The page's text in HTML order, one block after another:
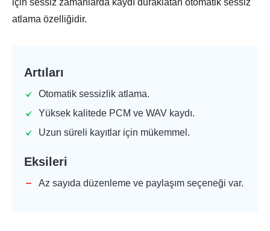
için sessiz zamanlarda kaydı duraklatan otomatik sessiz
atlama özelliğidir.
Artıları
Otomatik sessizlik atlama.
Yüksek kalitede PCM ve WAV kaydı.
Uzun süreli kayıtlar için mükemmel.
Eksileri
Az sayıda düzenleme ve paylaşım seçeneği var.